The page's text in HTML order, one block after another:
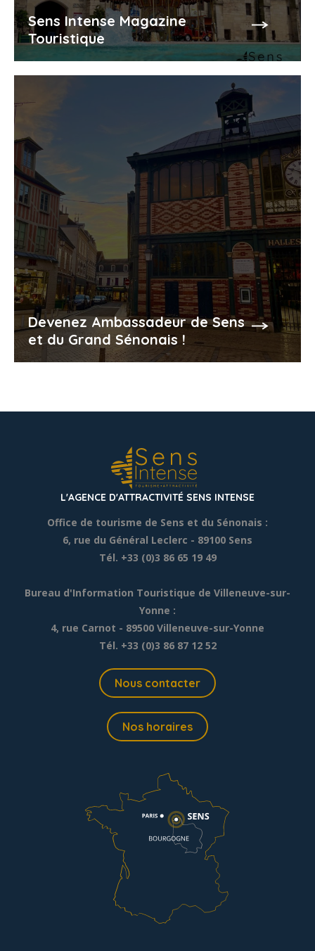
Sens Intense Magazine
Touristique
Devenez Ambassadeur de Sens
et du Grand Sénonais !
L'AGENCE D'ATTRACTIVITÉ SENS INTENSE
Office de tourisme de Sens et du Sénonais :
6, rue du Général Leclerc - 89100 Sens
Tél. +33 (0)3 86 65 19 49
Bureau d'Information Touristique de Villeneuve-sur-
Yonne :
4, rue Carnot - 89500 Villeneuve-sur-Yonne
Tél. +33 (0)3 86 87 12 52
Nous contacter
Nos horaires